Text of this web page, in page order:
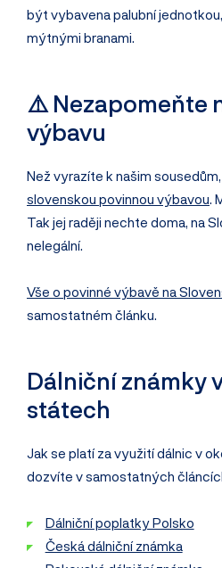
být vybavena palubní
mýtnými branami.
⚠️ Nezapomeňte
výbavu
Než vyrazíte k našim
slovenskou povinnou výbavou .
Tak jej raději nechte doma, na
nelegální.
Vše o povinné výbavě na
samostatném článku.
Dálniční známky
státech
Jak se platí za využití dálnic v
dozvíte v samostatných
Dálniční poplatky Polsko
Česká dálniční známka